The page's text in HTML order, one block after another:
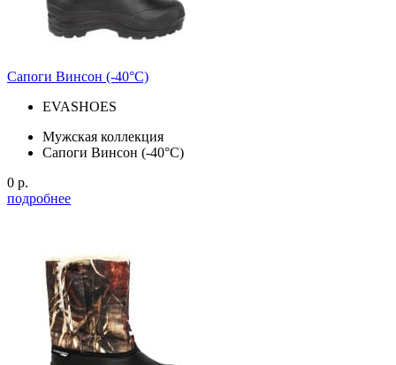
Сапоги Винсон (-40°С)
EVASHOES
Мужская коллекция
Сапоги Винсон (-40°С)
0 р.
подробнее